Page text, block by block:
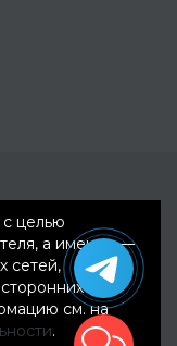
с целью
а именно —
сетей,
см. на
.